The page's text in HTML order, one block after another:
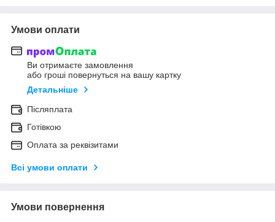
Умови оплати
Ви отримаєте замовлення
або гроші повернуться на вашу картку
Детальніше
Післяплата
Готівкою
Оплата за реквізитами
Всі умови оплати
Умови повернення